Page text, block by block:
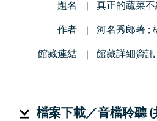
題名 真正的蔬菜不
作者 河名秀郎著 ;
館藏連結 館藏詳細資訊
檔案下載／音檔聆聽 (